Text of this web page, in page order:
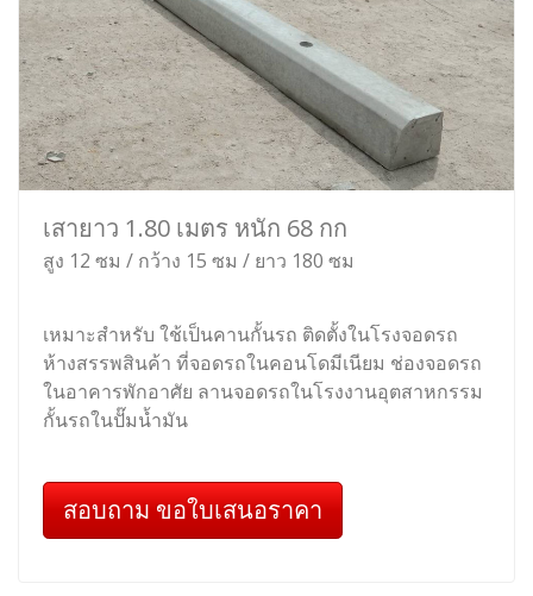
เสายาว 1.80 เมตร หนัก 68 กก
สูง 12 ซม / กว้าง 15 ซม / ยาว 180 ซม
เหมาะสำหรับ ใช้เป็นคานกั้นรถ ติดตั้งในโรงจอดรถ
ห้างสรรพสินค้า ที่จอดรถในคอนโดมีเนียม ช่องจอดรถ
ในอาคารพักอาศัย ลานจอดรถในโรงงานอุตสาหกรรม
กั้นรถในปั๊มน้ำมัน
สอบถาม ขอใบเสนอราคา